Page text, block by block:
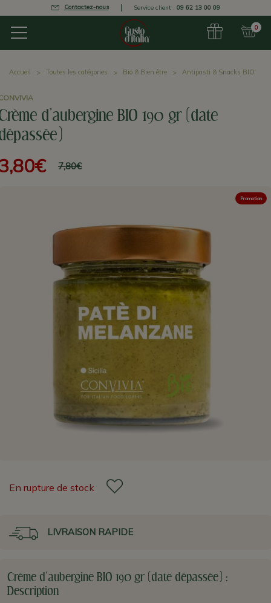
Contactez-nous Service client : 09 62 13 00 09
0
Accueil Toutes les catégories Bio & Bien être Antipasti & Snacks BIO
d'aubergine BIO 190 gr (date
7,80€
Promotion
En rupture de stock
LIVRAISON RAPIDE
Crème d'aubergine BIO 190 gr (date dépassée) :
Description